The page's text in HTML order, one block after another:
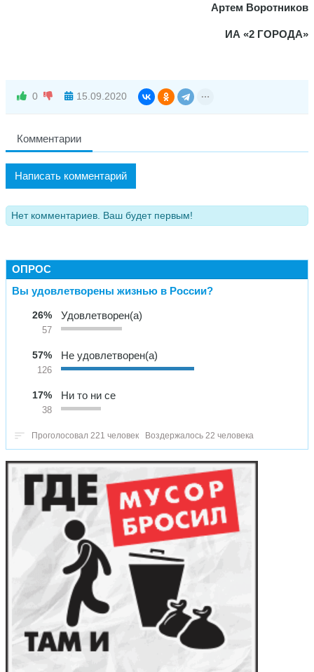
Артем Воротников
ИА «2 ГОРОДА»
0 15.09.2020
Комментарии
Написать комментарий
Нет комментариев. Ваш будет первым!
ОПРОС
Вы удовлетворены жизнью в России?
26%
57
Удовлетворен(а)
57%
126
Не удовлетворен(а)
17%
38
Ни то ни се
Проголосовал 221 человек Воздержалось 22 человека